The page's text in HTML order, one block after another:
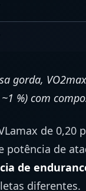
gorda,
%) com
de 0,20
potência de
de
diferentes.